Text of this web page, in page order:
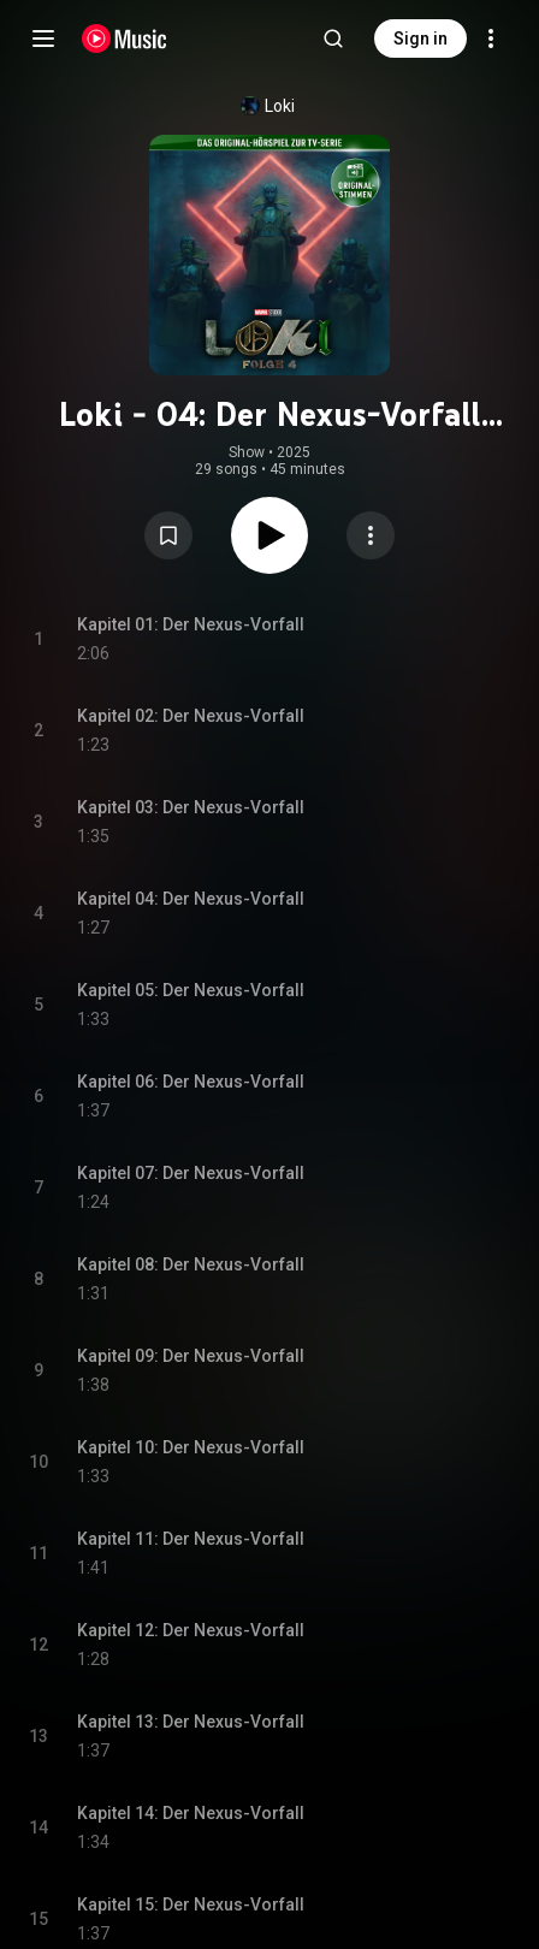
Sign in
Loki
Loki - 04: Der Nexus-Vorfall
(Hörspiel zur Marvel TV-Serie)
Show • 2025
29 songs • 45 minutes
1
Kapitel 01: Der Nexus-Vorfall
2:06
2
Kapitel 02: Der Nexus-Vorfall
1:23
3
Kapitel 03: Der Nexus-Vorfall
1:35
4
Kapitel 04: Der Nexus-Vorfall
1:27
5
Kapitel 05: Der Nexus-Vorfall
1:33
6
Kapitel 06: Der Nexus-Vorfall
1:37
7
Kapitel 07: Der Nexus-Vorfall
1:24
8
Kapitel 08: Der Nexus-Vorfall
1:31
9
Kapitel 09: Der Nexus-Vorfall
1:38
10
Kapitel 10: Der Nexus-Vorfall
1:33
11
Kapitel 11: Der Nexus-Vorfall
1:41
12
Kapitel 12: Der Nexus-Vorfall
1:28
13
Kapitel 13: Der Nexus-Vorfall
1:37
14
Kapitel 14: Der Nexus-Vorfall
1:34
15
Kapitel 15: Der Nexus-Vorfall
1:37